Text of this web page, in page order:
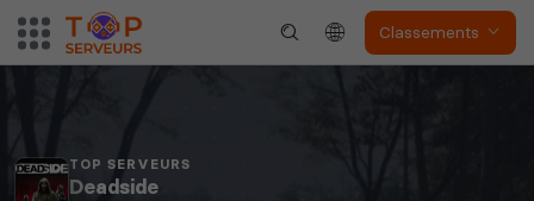
Classements
TOP SERVEURS
Deadside